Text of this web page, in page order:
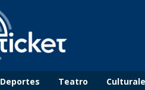
Deportes Teatro